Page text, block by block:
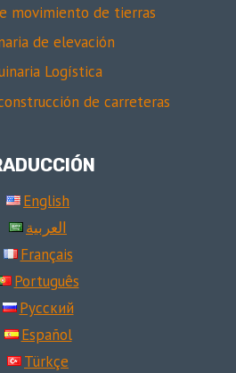
movimiento de tierras
de elevación
Logística
de carreteras
English
العربية
Français
Português
Русский
Español
Türkçe